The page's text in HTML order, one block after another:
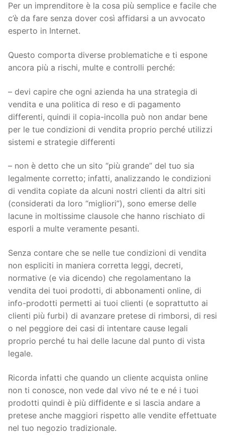
Per un imprenditore è la cosa più semplice e facile che
c’è da fare senza dover così affidarsi a un avvocato
esperto in Internet.
Questo comporta diverse problematiche e ti espone
ancora più a rischi, multe e controlli perché:
– devi capire che ogni azienda ha una strategia di
vendita e una politica di reso e di pagamento
differenti, quindi il copia-incolla può non andar bene
per le tue condizioni di vendita proprio perché utilizzi
sistemi e strategie differenti
– non è detto che un sito “più grande” del tuo sia
legalmente corretto; infatti, analizzando le condizioni
di vendita copiate da alcuni nostri clienti da altri siti
(considerati da loro “migliori”), sono emerse delle
lacune in moltissime clausole che hanno rischiato di
esporli a multe veramente pesanti.
Senza contare che se nelle tue condizioni di vendita
non espliciti in maniera corretta leggi, decreti,
normative (e via dicendo) che regolamentano la
vendita dei tuoi prodotti, di abbonamenti online, di
info-prodotti permetti ai tuoi clienti (e soprattutto ai
clienti più furbi) di avanzare pretese di rimborsi, di resi
o nel peggiore dei casi di intentare cause legali
proprio perché tu hai delle lacune dal punto di vista
legale.
Ricorda infatti che quando un cliente acquista online
non ti conosce, non vede dal vivo né te e né i tuoi
prodotti quindi è più diffidente e si lascia andare a
pretese anche maggiori rispetto alle vendite effettuate
nel tuo negozio tradizionale.